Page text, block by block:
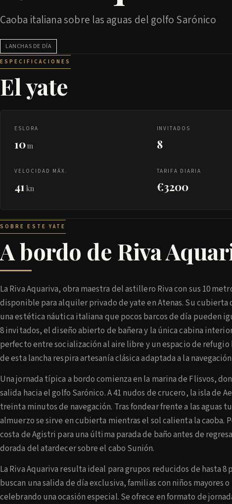
Caoba italiana sobre las aguas del golfo Sarónico
LANCHAS DE DÍA
ESPECIFICACIONES
El yate
ESLORA
10m
INVITADOS
8
VELOCIDAD MÁX.
41 kn
TARIFA DIARIA
€3200
SOBRE ESTE YATE
A bordo de Riva
La Riva Aquariva, obra maestra del astillero Riva con sus 10
disponible para alquiler privado de yate en Atenas. Su cubierta
una estética náutica italiana que pocos barcos de día pueden
8 invitados, el diseño abierto de bañera y la única cabina
perfecto entre socialización al aire libre y un espacio de refugio
de esta lancha respira artesanía clásica adaptada a la
Una jornada típica a bordo comienza en la marina de Flisvos,
salida hacia el golfo Sarónico. A 41 nudos de crucero, la isla de
treinta minutos de navegación. Tras fondear frente a las aguas
almuerzo se sirve en cubierta mientras el sol calienta la caoba.
costa de Agistri para una última parada de baño antes de
dorada del atardecer sobre el cabo Sunión.
La Riva Aquariva resulta ideal para grupos reducidos de hasta 8
buscan una salida de día exclusiva, familias con niños mayores
celebrando una ocasión especial. Se ofrece en formato de